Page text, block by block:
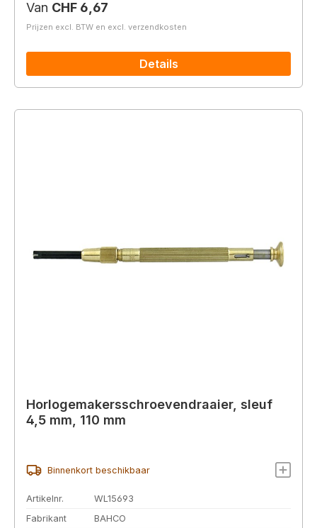
Normale prijs:
Van CHF 6,67
Prijzen excl. BTW en excl. verzendkosten
Details
Horlogemakersschroevendraaier, sleuf
4,5 mm, 110 mm
Binnenkort beschikbaar
Artikelnr.
WL15693
Fabrikant
BAHCO